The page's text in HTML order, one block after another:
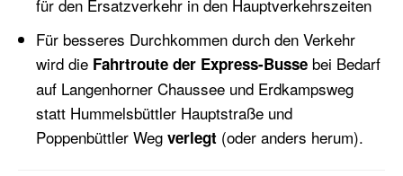
für den Ersatzverkehr in den Hauptverkehrszeiten
Für besseres Durchkommen durch den Verkehr
wird die Fahrtroute der Express-Busse bei Bedarf
auf Langenhorner Chaussee und Erdkampsweg
statt Hummelsbüttler Hauptstraße und
Poppenbüttler Wegverlegt (oder anders herum).